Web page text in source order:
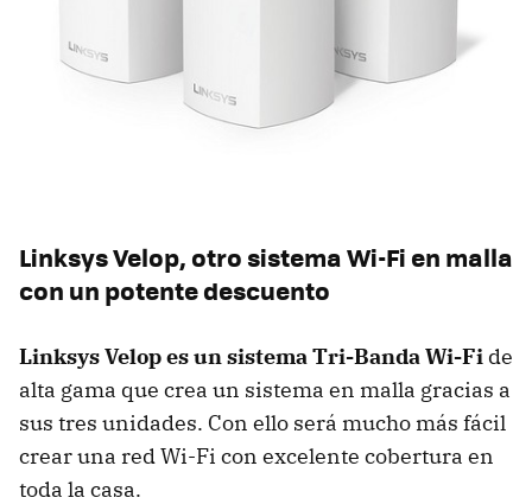
Linksys Velop, otro sistema Wi-Fi en malla
con un potente descuento
Linksys Velop es un sistema Tri-Banda Wi-Fi de
alta gama que crea un sistema en malla gracias a
sus tres unidades. Con ello será mucho más fácil
crear una red Wi-Fi con excelente cobertura en
toda la casa.